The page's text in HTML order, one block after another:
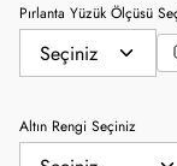
Pırlanta Yüzük Ölçüsü
Altın Rengi Seçiniz